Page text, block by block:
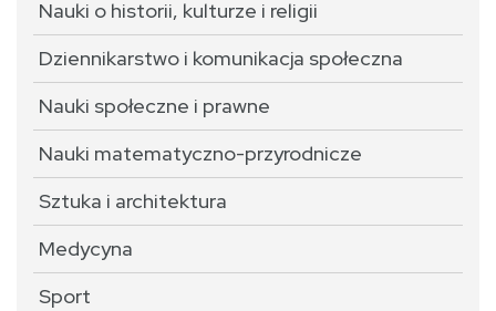
Nauki o historii, kulturze i religii
Dziennikarstwo i komunikacja społeczna
Nauki społeczne i prawne
Nauki matematyczno-przyrodnicze
Sztuka i architektura
Medycyna
Sport